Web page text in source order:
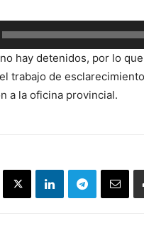
hay detenidos, por lo
trabajo de
a la oficina provincial.